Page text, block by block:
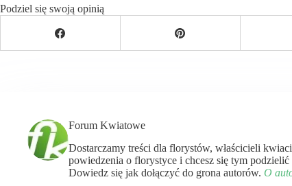
Podziel się swoją opinią
Forum Kwiatowe
Dostarczamy treści dla florystów, właścicieli
powiedzenia o florystyce i chcesz się tym
Dowiedz się jak dołączyć do grona autorów. O